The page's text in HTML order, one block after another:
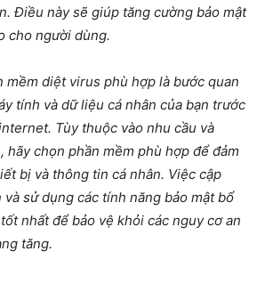
Điều này sẽ giúp tăng cường bảo mật
cho người dùng.
mềm diệt virus phù hợp là bước quan
tính và dữ liệu cá nhân của bạn trước
Tùy thuộc vào nhu cầu và
hãy chọn phần mềm phù hợp để đảm
bị và thông tin cá nhân. Việc cập
sử dụng các tính năng bảo mật bổ
nhất để bảo vệ khỏi các nguy cơ an
tăng.